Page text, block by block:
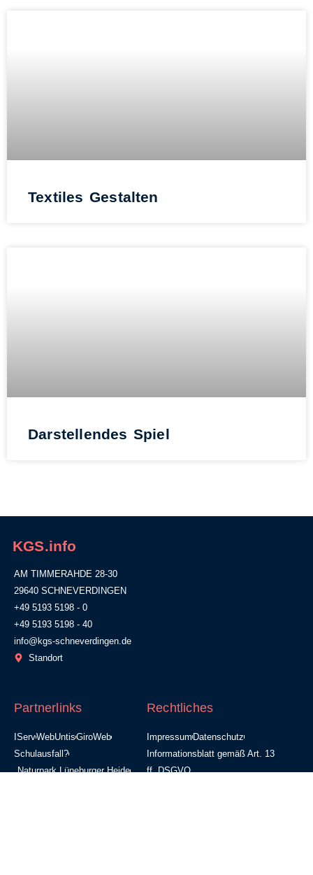
Textiles Gestalten
Darstellendes Spiel
KGS.info
AM TIMMERAHDE 28-30
29640 SCHNEVERDINGEN
+49 5193 5198 - 0
+49 5193 5198 - 40
info@kgs-schneverdingen.de
Standort
Partnerlinks
IServWebUntisGiroWeb
Schulausfall?
Naturpark Lüneburger Heide
Rechtliches
Impressum Datenschutz
Informationsblatt gemäß Art. 13
ff. DSGVO